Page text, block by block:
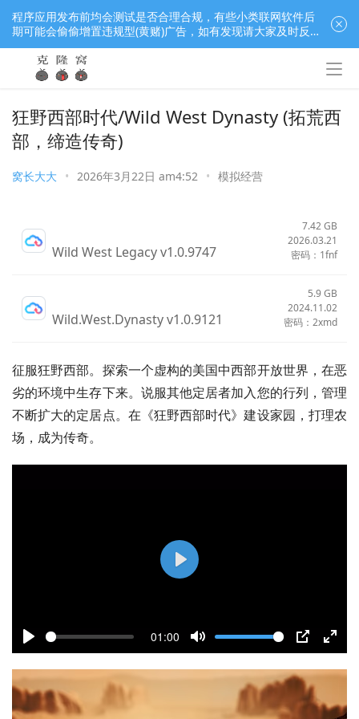
狂野西部时代/Wild West Dynasty (拓荒西
部，缔造传奇)
窝长大大 • 2026年3月22日 am4:52 • 模拟经营
Wild West Legacy v1.0.9747
7.42 GB
2026.03.21
密码：1fnf
Wild.West.Dynasty v1.0.9121
5.9 GB
2024.11.02
密码：2xmd
征服狂野西部。探索一个虚构的美国中西部开放世界，在恶
劣的环境中生存下来。说服其他定居者加入您的行列，管理
不断扩大的定居点。在《狂野西部时代》建设家园，打理农
场，成为传奇。
P
l
a
01:00
M
P
I
P
E
n
P
程序应用发布前均会测试是否合理合规，有些小类联网软件后
期可能会偷偷增置违规型(黄赌)广告，如有发现请大家及时反
馈窝长进行处理，共同监督维护良好的程序应用下载社区！